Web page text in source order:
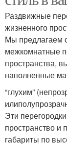
Раздвижные
жизненного
Мы предлагаем
межкомнатные
пространства,
наполненные
“глухим”
Эти
пространство и
габариты по